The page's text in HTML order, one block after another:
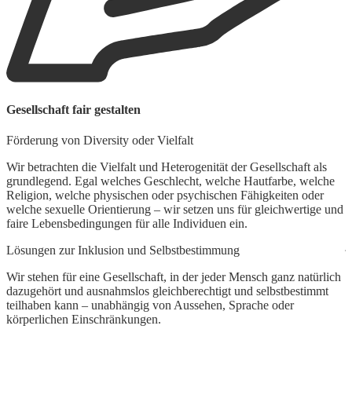
Gesellschaft fair gestalten
Förderung von Diversity oder Vielfalt
Wir betrachten die Vielfalt und Heterogenität der Gesellschaft als
grundlegend. Egal welches Geschlecht, welche Hautfarbe, welche
Religion, welche physischen oder psychischen Fähigkeiten oder
welche sexuelle Orientierung – wir setzen uns für gleichwertige und
faire Lebensbedingungen für alle Individuen ein.
Lösungen zur Inklusion und Selbstbestimmung
Wir stehen für eine Gesellschaft, in der jeder Mensch ganz natürlich
dazugehört und ausnahmslos gleichberechtigt und selbstbestimmt
teilhaben kann – unabhängig von Aussehen, Sprache oder
körperlichen Einschränkungen.